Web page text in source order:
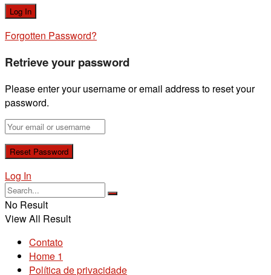
Forgotten Password?
Retrieve your password
Please enter your username or email address to reset your
password.
Log In
No Result
View All Result
Contato
Home 1
Política de privacidade